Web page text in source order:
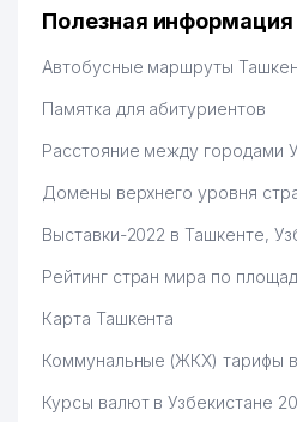
Полезная информация
Автобусные маршруты
Памятка для абитуриентов
Расстояние между городами
Домены верхнего уровня
Выставки-2022 в Ташкенте,
Рейтинг стран мира по
Карта Ташкента
Коммунальные (ЖКХ) тарифы
Курсы валют в Узбекистане